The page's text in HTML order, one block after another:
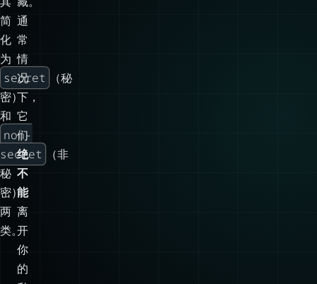
secret
密）
和
non-
secret （非
秘
密）
两
类。
况
下，
它
们
绝
不
能
离
开
你
的
私
有
服
务